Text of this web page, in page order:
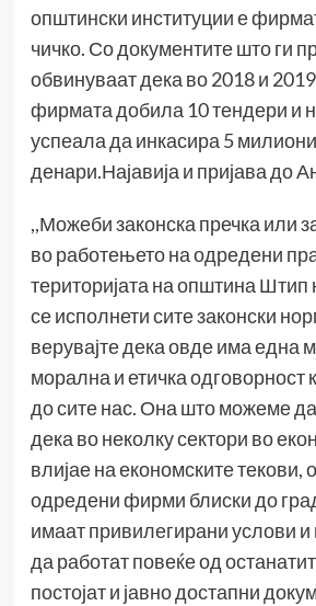
општински институции е
чичко. Со документите што ги
обвинуваат дека во 2018 и
фирмата добила 10 тендери и
успеала да инкасира 5 милиони
денари.Најавија и пријава до
,,Можеби законска пречка или
во работењето на одредени
територијата на општина
се исполнети сите законски
верувајте дека овде има една
морална и етичка одговорност
до сите нас. Она што можеме
дека во неколку сектори во
влијае на економските текови,
одредени фирми блиски до
имаат привилегирани услови
да работат повеќе од
постојат и јавно достапни